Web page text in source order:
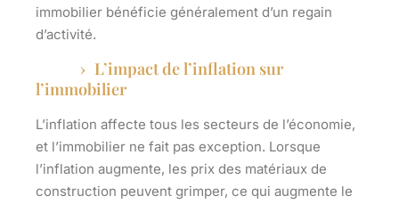
immobilier bénéficie généralement d’un regain
d’activité.
L’impact de l’inflation sur
l’immobilier
L’inflation affecte tous les secteurs de l’économie,
et l’immobilier ne fait pas exception. Lorsque
l’inflation augmente, les prix des matériaux de
construction peuvent grimper, ce qui augmente le